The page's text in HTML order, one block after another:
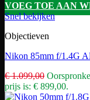
VOEG TOE AAN
Snel bekijken
Objectieven
Nikon 85mm f/1.4G
€1.099,00
prijs is: € 899,00.